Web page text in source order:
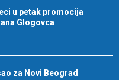
u petak promocija
Glogovca
za Novi Beograd